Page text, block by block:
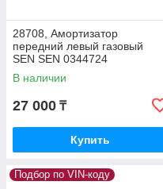
28708, Амортизатор
передний левый газовый
SEN SEN 0344724
В наличии
27 000 ₸
Купить
Подбор по VIN-коду